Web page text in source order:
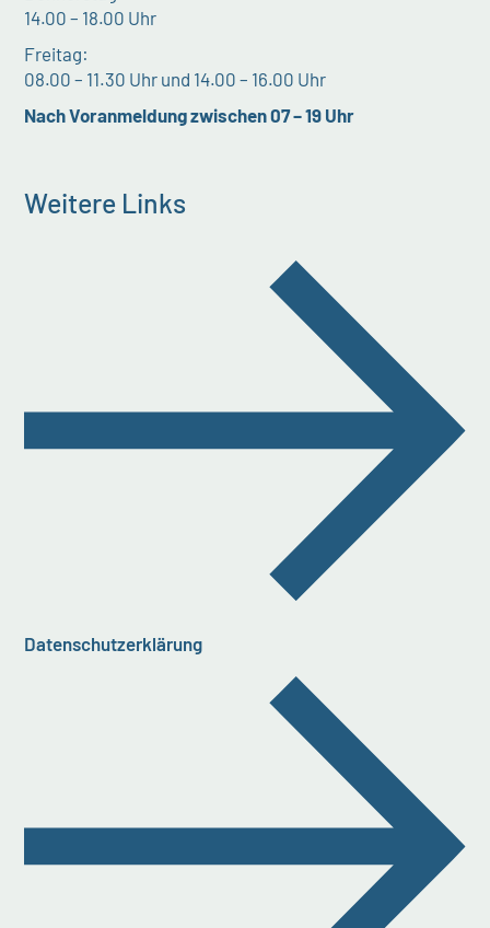
14.00 – 18.00 Uhr
Freitag:
08.00 – 11.30 Uhr und 14.00 – 16.00 Uhr
Nach Voranmeldung zwischen 07 – 19 Uhr
Weitere Links
Datenschutzerklärung